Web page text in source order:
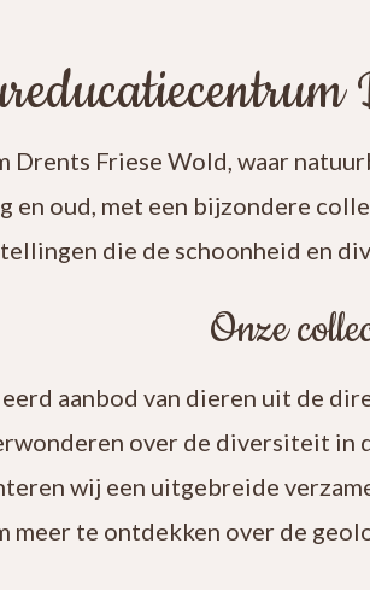
Friese Wold, waar
en oud, met een bijzondere
die de schoonheid en
Onze
aanbod van dieren uit de
over de diversiteit
wij een uitgebreide
meer te ontdekken over de